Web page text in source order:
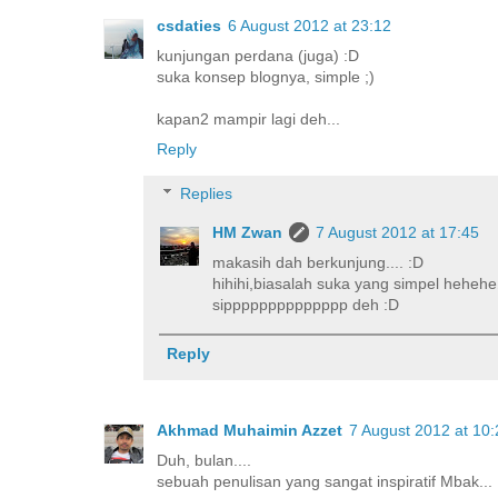
csdaties 6 August 2012 at 23:12
kunjungan perdana (juga) :D
suka konsep blognya, simple ;)
kapan2 mampir lagi deh...
Reply
Replies
HM Zwan
7 August 2012 at 17:45
makasih dah berkunjung.... :D
hihihi,biasalah suka yang simpel
sipppppppppppppp deh :D
Reply
Akhmad Muhaimin Azzet 7 August 2012 at
Duh, bulan....
sebuah penulisan yang sangat inspiratif Mbak...